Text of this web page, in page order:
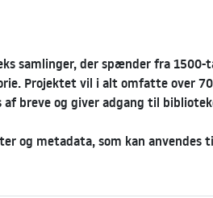
samlinger, der spænder fra
Projektet vil i alt omfatte over
breve og giver adgang til
og metadata, som kan anvendes